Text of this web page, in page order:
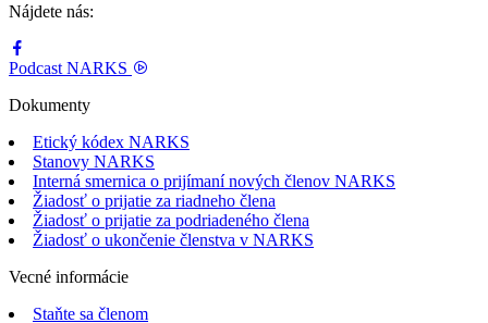
Nájdete nás:
Podcast NARKS
Dokumenty
Etický kódex NARKS
Stanovy NARKS
Interná smernica o prijímaní nových členov NARKS
Žiadosť o prijatie za riadneho člena
Žiadosť o prijatie za podriadeného člena
Žiadosť o ukončenie členstva v NARKS
Vecné informácie
Staňte sa členom